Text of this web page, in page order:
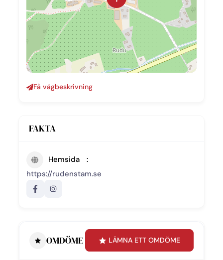
Få vägbeskrivning
FAKTA
Hemsida
https://rudenstam.se
OMDÖME LÄMNA ETT OMDÖME